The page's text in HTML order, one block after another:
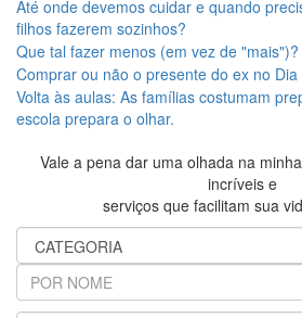
Até onde devemos cuidar e quando
filhos fazerem sozinhos?
Que tal fazer menos (em vez de "mais")?
Comprar ou não o presente do ex no Dia
Volta às aulas: As famílias costumam
escola prepara o olhar.
Vale a pena dar uma olhada na
incríveis e
serviços que facilitam sua